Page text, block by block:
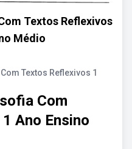
Textos Reflexivos
Médio
Textos Reflexivos 1
Com
Ano Ensino